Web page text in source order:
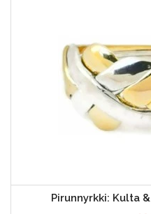
Pirunnyrkki: Kulta